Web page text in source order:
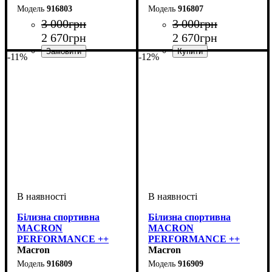
916803
3 000грн
2 670грн
Виробник
Колір
916807
3 000грн
2 670грн
Виробник
Колір
-11%
Білизна спортивна
MACRON
PERFORMANCE ++
Long-sleeves top (916809)
Macron
916809
-12%
Білизна спортивна
MACRON
PERFORMANCE ++
Short pants (916909)
Macron
916909